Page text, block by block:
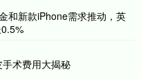
和新款iPhone需求推动，英
术费用大揭秘